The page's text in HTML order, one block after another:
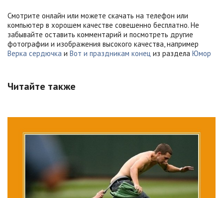
Смотрите онлайн или можете скачать на телефон или
компьютер в хорошем качестве совешенно бесплатно. Не
забывайте оставить комментарий и посмотреть другие
фотографии и изображения высокого качества, например
Верка сердючка и Вот и праздникам конец из раздела Юмор
Читайте также